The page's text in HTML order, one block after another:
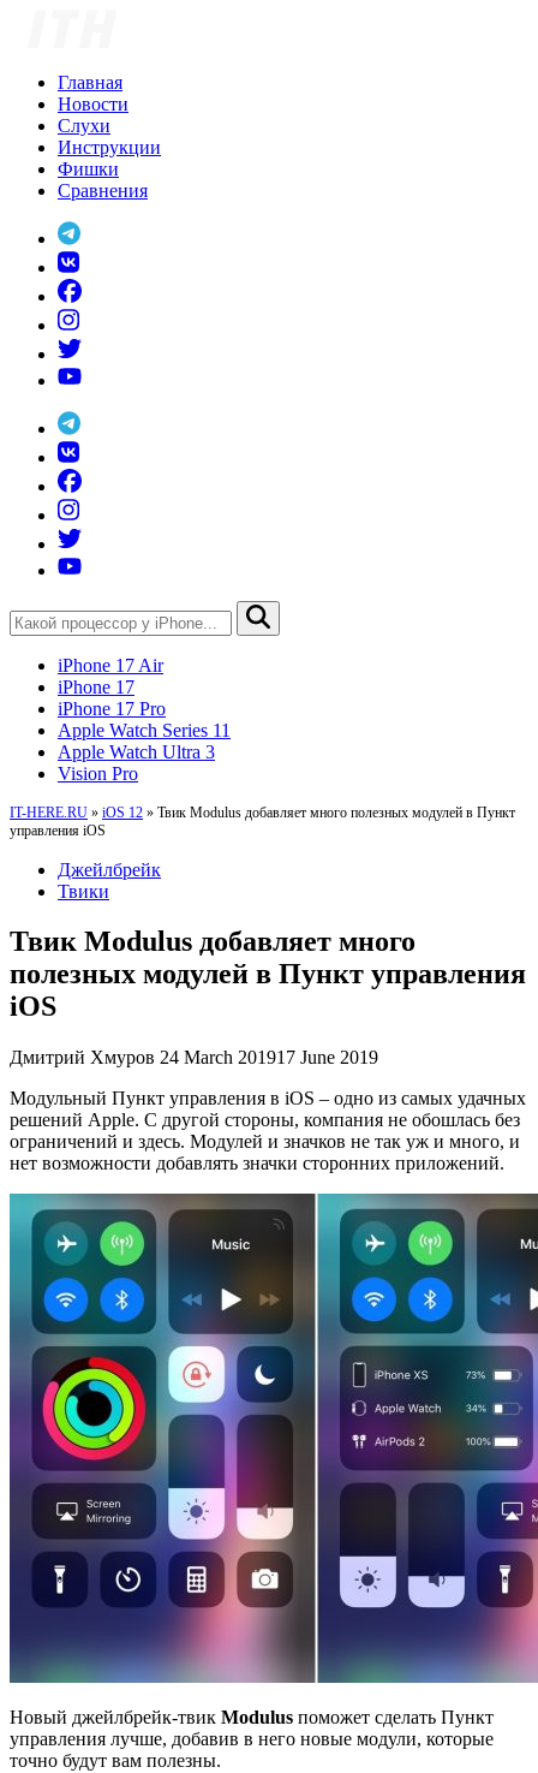
Главная
Новости
Слухи
Инструкции
Фишки
Сравнения
iPhone 17 Air
iPhone 17
iPhone 17 Pro
Apple Watch Series 11
Apple Watch Ultra 3
Vision Pro
IT-HERE.RU » iOS 12 » Твик Modulus добавляет много полезных модулей в Пункт
управления iOS
Джейлбрейк
Твики
Твик Modulus добавляет много
полезных модулей в Пункт управления
iOS
Дмитрий Хмуров 24 March 201917 June 2019
Модульный Пункт управления в iOS – одно из самых удачных
решений Apple. С другой стороны, компания не обошлась без
ограничений и здесь. Модулей и значков не так уж и много, и
нет возможности добавлять значки сторонних приложений.
Новый джейлбрейк-твик Modulus поможет сделать Пункт
управления лучше, добавив в него новые модули, которые
точно будут вам полезны.